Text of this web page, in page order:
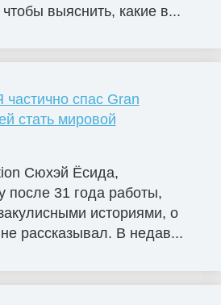
выяснить, какие в...
спас Gran
стать мировой
Сюхэй Ёсида,
после 31 года работы,
историями, о
рассказывал. В недав...